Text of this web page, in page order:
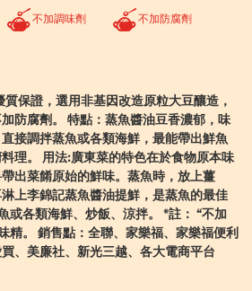
不加調味劑 不加防腐劑
保證，選用非基因改造原粒大豆釀造，
防腐劑。 特點：蒸魚醬油豆香濃郁，味
接調拌蒸魚或各類海鮮，最能帶出鮮魚
理。 用法:廣東菜的特色在於食物原本味
出菜餚原始的鮮味。蒸魚時，放上薑
上李錦記蒸魚醬油提鮮，是蒸魚的最佳
或各類海鮮、炒飯、涼拌。 *註： “不加
精。 銷售點：全聯、家樂福、家樂福便利
、美廉社、新光三越、各大電商平台